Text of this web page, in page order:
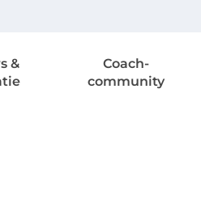
&
Coach-
community